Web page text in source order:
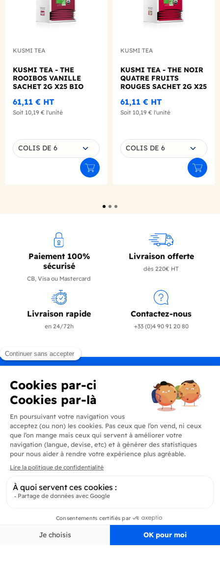
KUSMI TEA
KUSMI TEA - THE
ROOIBOS VANILLE
SACHET 2G X25 BIO
61,11 € HT
Soit 10,19 € l'unité
Choisissez une déclinaison
COLIS DE 6
Ajouter au panier
KUSMI TEA
KUSMI TEA - THE NOIR
QUATRE FRUITS
ROUGES SACHET 2G X25
61,11 € HT
Soit 10,19 € l'unité
Choisissez une déclinaison
COLIS DE 6
Paiement 100%
sécurisé
CB, Visa ou Mastercard
Livraison offerte
dès 220€ HT
Livraison rapide
en 24/72h
Contactez-nous
+33 (0)4 90 91 20 80
Produits
En savoir plus